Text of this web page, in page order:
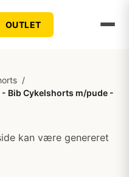
OUTLET
/
Bib Cykelshorts m/pude -
kan være genereret